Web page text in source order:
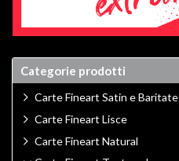
Categorie prodotti
Carte Fineart Satin e Baritate
Carte Fineart Lisce
Carte Fineart Natural